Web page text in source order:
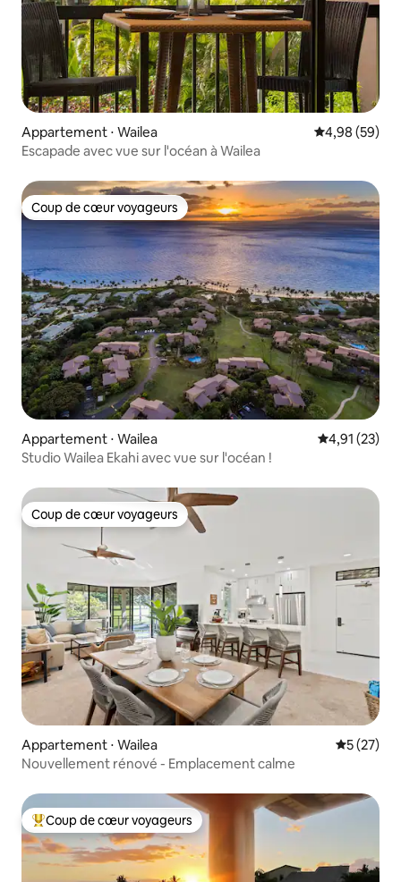
Appartement ⋅ Wailea Évaluation
4,98 (59)
Escapade avec vue sur l'océan à Wailea
Coup de cœur voyageurs
Coup de cœur voyageurs
Appartement ⋅ Wailea Évaluation
4,91 (23)
Studio Wailea Ekahi avec vue sur l'océan !
Coup de cœur voyageurs
Coup de cœur voyageurs
Appartement ⋅ Wailea
5 (27)
Nouvellement rénové - Emplacement calme
Coups de cœur voyageurs les plus appréciés
Coup de cœur voyageurs